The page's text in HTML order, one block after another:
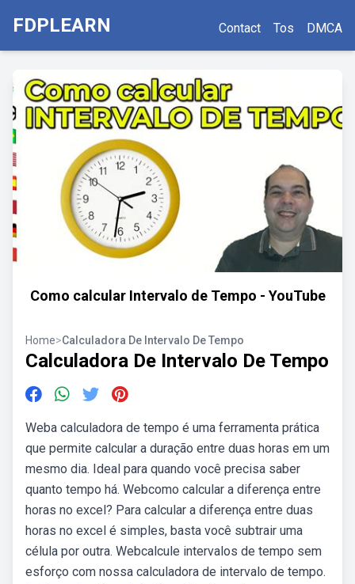
FDPLEARN Contact Tos DMCA
Como calcular Intervalo de Tempo - YouTube
Home>Calculadora De Intervalo De Tempo
Calculadora De Intervalo De Tempo
Weba calculadora de tempo é uma ferramenta prática
que permite calcular a duração entre duas horas em um
mesmo dia. Ideal para quando você precisa saber
quanto tempo há. Webcomo calcular a diferença entre
horas no excel? Para calcular a diferença entre duas
horas no excel é simples, basta você subtrair uma
célula por outra. Webcalcule intervalos de tempo sem
esforço com nossa calculadora de intervalo de tempo.